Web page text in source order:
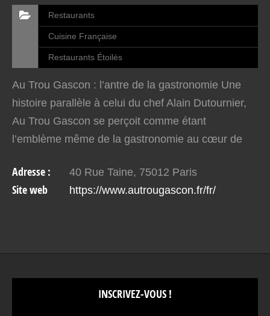
Restaurants
Cuisine Française
Restaurants Étoilés
Au Trou Gascon : l’antre de la gastronomie Une
histoire parallèle à celui du chef Alain Dutournier,
Au Trou Gascon se perçoit comme étant
l’emblème même de la gastronomie au cœur de
détient une étoile…
Adresse : 40 Rue Taine, 75012 Paris
Site web https://www.autrougascon.fr/fr/
INSCRIVEZ-VOUS !